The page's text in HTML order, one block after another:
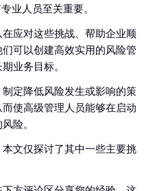
业人员至关重要。
应对这些挑战、帮助企业顺
可以创建高效实用的风险管
业务目标。
定降低风险发生或影响的策
使高级管理人员能够在启动
险。
文仅探讨了其中一些主要挑